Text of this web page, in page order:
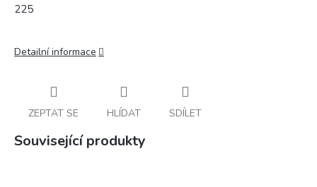
225
Detailní informace
ZEPTAT SE HLÍDAT SDÍLET
Související produkty